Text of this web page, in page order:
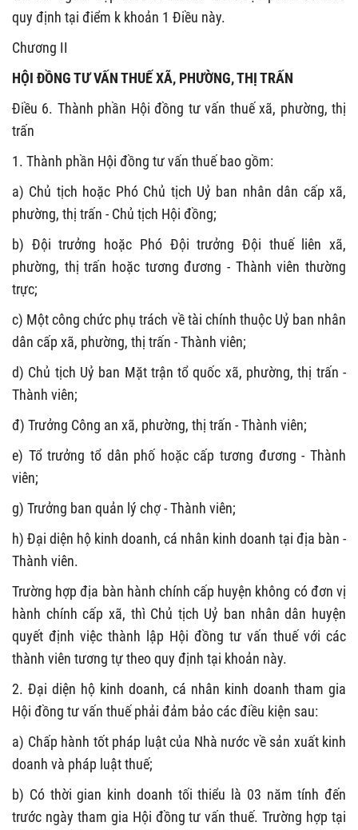
quy định tại điểm k khoản 1 Điều này.
Chương II
HỘI ĐỒNG TƯ VẤN THUẾ XÃ, PHƯỜNG, THỊ TRẤN
Điều 6. Thành phần Hội đồng tư vấn thuế xã, phường, thị
trấn
1. Thành phần Hội đồng tư vấn thuế bao gồm:
a) Chủ tịch hoặc Phó Chủ tịch Uỷ ban nhân dân cấp xã,
phường, thị trấn - Chủ tịch Hội đồng;
b) Đội trưởng hoặc Phó Đội trưởng Đội thuế liên xã,
phường, thị trấn hoặc tương đương - Thành viên thường
trực;
c) Một công chức phụ trách về tài chính thuộc Uỷ ban nhân
dân cấp xã, phường, thị trấn - Thành viên;
d) Chủ tịch Uỷ ban Mặt trận tổ quốc xã, phường, thị trấn -
Thành viên;
đ) Trưởng Công an xã, phường, thị trấn - Thành viên;
e) Tổ trưởng tổ dân phố hoặc cấp tương đương - Thành
viên;
g) Trưởng ban quản lý chợ - Thành viên;
h) Đại diện hộ kinh doanh, cá nhân kinh doanh tại địa bàn -
Thành viên.
Trường hợp địa bàn hành chính cấp huyện không có đơn vị
hành chính cấp xã, thì Chủ tịch Uỷ ban nhân dân huyện
quyết định việc thành lập Hội đồng tư vấn thuế với các
thành viên tương tự theo quy định tại khoản này.
2. Đại diện hộ kinh doanh, cá nhân kinh doanh tham gia
Hội đồng tư vấn thuế phải đảm bảo các điều kiện sau:
a) Chấp hành tốt pháp luật của Nhà nước về sản xuất kinh
doanh và pháp luật thuế;
b) Có thời gian kinh doanh tối thiểu là 03 năm tính đến
trước ngày tham gia Hội đồng tư vấn thuế. Trường hợp tại